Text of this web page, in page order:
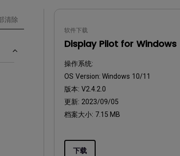
清除
软件下载
Display Pilot for Windows
操作系统:
OS Version: Windows 10/11
版本: V2.4.2.0
更新: 2023/09/05
档案大小: 7.15 MB
下载